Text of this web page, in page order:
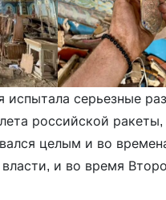
испытала серьезные
российской
целым и во
и во время